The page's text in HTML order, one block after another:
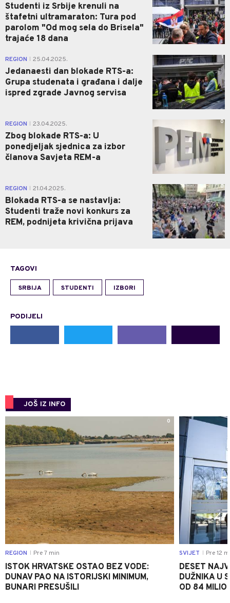
Studenti iz Srbije krenuli na
štafetni ultramaraton: Tura pod
parolom "Od mog sela do Brisela"
trajaće 18 dana
REGION 25.04.2025.
Jedanaesti dan blokade RTS-a:
Grupa studenata i građana i dalje
ispred zgrade Javnog servisa
1
REGION 23.04.2025.
Zbog blokade RTS-a: U
ponedjeljak sjednica za izbor
članova Savjeta REM-a
0
REGION 21.04.2025.
Blokada RTS-a se nastavlja:
Studenti traže novi konkurs za
REM, podnijeta krivična prijava
0
TAGOVI
SRBIJA STUDENTI IZBORI
PODIJELI
JOŠ IZ INFO
0
REGION Pre 7 min
ISTOK HRVATSKE OSTAO BEZ VODE:
DUNAV PAO NA ISTORIJSKI MINIMUM,
BUNARI PRESUŠILI
SVIJET Pre 12
DESET
DUŽNIKA U
OD 84